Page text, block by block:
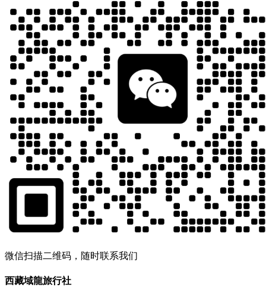
微信扫描二维码，随时联系我们
西藏域龍旅行社